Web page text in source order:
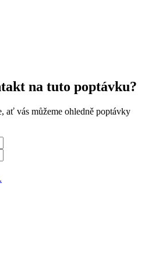
na tuto poptávku?
ať vás můžeme ohledně poptávky